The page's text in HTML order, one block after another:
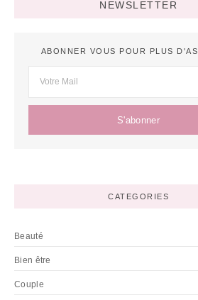
NEWSLETTER
ABONNER VOUS POUR PLUS
S'abonner
CATEGORIES
Beauté
Bien être
Couple